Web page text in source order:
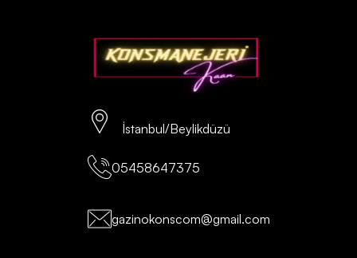
İstanbul/Beylikdüzü
05458647375
gazinokonscom@gmail.com